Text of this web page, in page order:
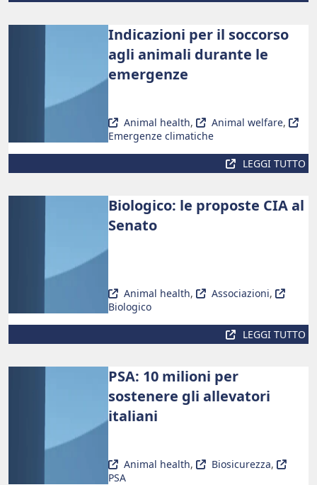
Indicazioni per il soccorso
agli animali durante le
emergenze
Animal health, Animal welfare,
Emergenze climatiche
LEGGI TUTTO
Biologico: le proposte CIA al
Senato
Animal health, Associazioni,
Biologico
LEGGI TUTTO
PSA: 10 milioni per
sostenere gli allevatori
italiani
Animal health, Biosicurezza,
PSA